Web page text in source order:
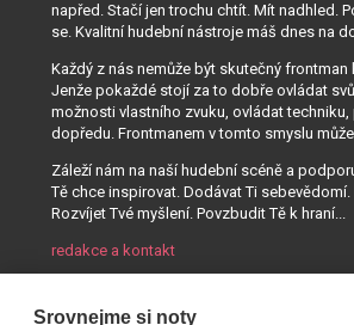
napřed. Stačí jen trochu chtít. Mít nadhled.
se. Kvalitní hudební nástroje máš dnes na
Každý z nás nemůže být skutečný frontman
Jenže pokaždé stojí za to dobře ovládat
možnosti vlastního zvuku, ovládat
dopředu. Frontmanem v tomto smyslu
Záleží nám na naší hudební scéně a
Tě chce inspirovat. Dodávat Ti sebevědomí.
Rozvíjet Tvé myšlení. Povzbudit Tě k hraní...
redakce a kontakt
Srovnejme si noty